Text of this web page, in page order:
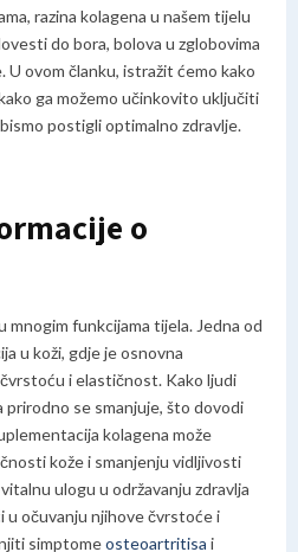
razina kolagena u našem tijelu
do bora, bolova u zglobovima
U ovom članku, istražit ćemo kako
ga možemo učinkovito uključiti
postigli optimalno zdravlje.
o
mnogim funkcijama tijela. Jedna od
u koži, gdje je osnovna
i elastičnost. Kako ljudi
prirodno se smanjuje, što dovodi
kolagena može
kože i smanjenju vidljivosti
ulogu u održavanju zdravlja
u očuvanju njihove čvrstoće i
simptomeosteoartritisa i